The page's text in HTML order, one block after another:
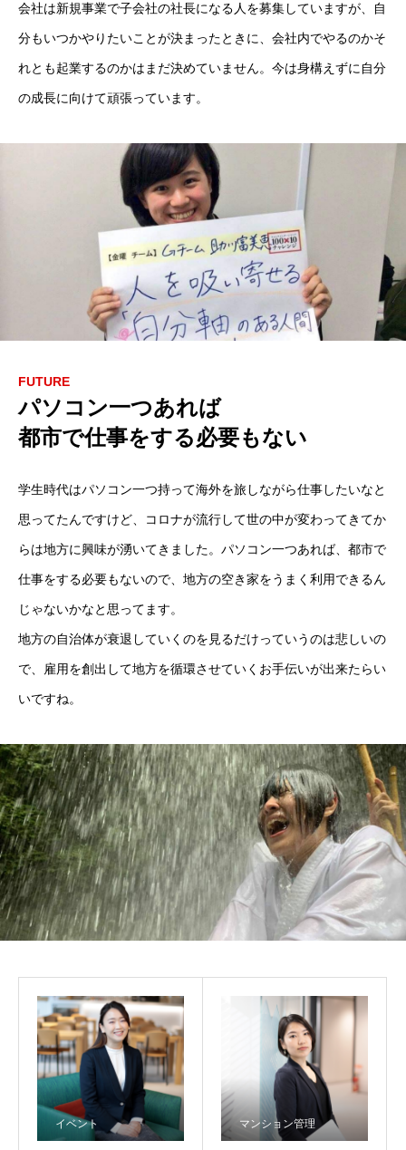
会社は新規事業で子会社の社長になる人を募集していますが、自
分もいつかやりたいことが決まったときに、会社内でやるのかそ
れとも起業するのかはまだ決めていません。今は身構えずに自分
の成長に向けて頑張っています。
FUTURE
パソコン一つあれば
都市で仕事をする必要もない
学生時代はパソコン一つ持って海外を旅しながら仕事したいなと
思ってたんですけど、コロナが流行して世の中が変わってきてか
らは地方に興味が湧いてきました。パソコン一つあれば、都市で
仕事をする必要もないので、地方の空き家をうまく利用できるん
じゃないかなと思ってます。
地方の自治体が衰退していくのを見るだけっていうのは悲しいの
で、雇用を創出して地方を循環させていくお手伝いが出来たらい
いですね。
イベント マンション管理